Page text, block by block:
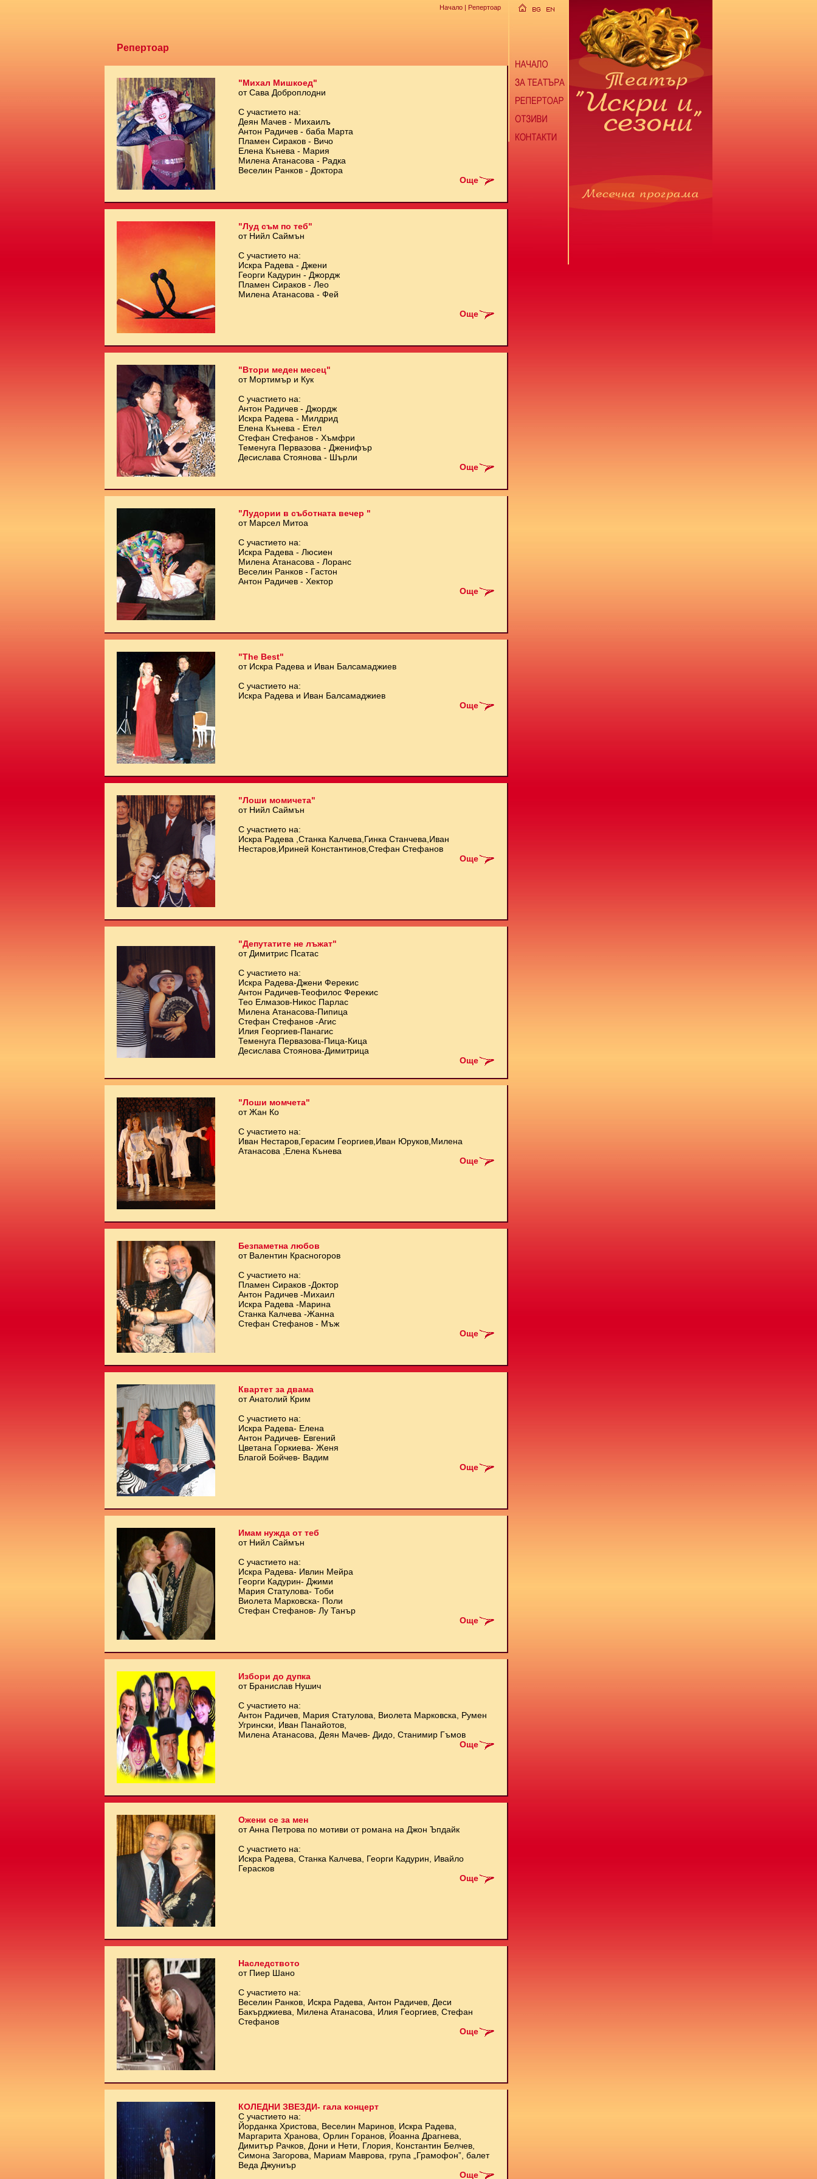
Начало | Репертоар
Репертоар
"Михал Мишкоед"
от Сава Доброплодни
С участието на:
Деян Мачев - Михаилъ
Антон Радичев - баба Марта
Пламен Сираков - Вичо
Елена Кънева - Мария
Милена Атанасова - Радка
Веселин Ранков - Доктора
Още
"Луд съм по теб"
от Нийл Саймън
С участието на:
Искра Радева - Джени
Георги Кадурин - Джордж
Пламен Сираков - Лео
Милена Атанасова - Фей
Още
"Втори меден месец"
от Мортимър и Кук
С участието на:
Антон Радичев - Джордж
Искра Радева - Милдрид
Елена Кънева - Етел
Стефан Стефанов - Хъмфри
Теменуга Первазова - Дженифър
Десислава Стоянова - Шърли
Още
"Лудории в съботната вечер "
от Марсел Митоа
С участието на:
Искра Радева - Люсиен
Милена Атанасова - Лоранс
Веселин Ранков - Гастон
Антон Радичев - Хектор
Още
"The Best"
от Искра Радева и Иван Балсамаджиев
С участието на:
Искра Радева и Иван Балсамаджиев
Още
"Лоши момичета"
от Нийл Саймън
С участието на:
Искра Радева ,Станка Калчева,Гинка Станчева,Иван
Нестаров,Ириней Константинов,Стефан Стефанов
Още
"Депутатите не лъжат"
от Димитрис Псатас
С участието на:
Искра Радева-Джени Ферекис
Антон Радичев-Теофилос Ферекис
Тео Елмазов-Никос Парлас
Милена Атанасова-Пипица
Стефан Стефанов -Агис
Илия Георгиев-Панагис
Теменуга Первазова-Пица-Кица
Десислава Стоянова-Димитрица
Още
"Лоши момчета"
от Жан Ко
С участието на:
Иван Нестаров,Герасим Георгиев,Иван Юруков,Милена
Атанасова ,Елена Кънева
Още
Безпаметна любов
от Валентин Красногоров
С участието на:
Пламен Сираков -Доктор
Антон Радичев -Михаил
Искра Радева -Марина
Станка Калчева -Жанна
Стефан Стефанов - Мъж
Още
Квартет за двама
от Анатолий Крим
С участието на:
Искра Радева- Елена
Антон Радичев- Евгений
Цветана Горкиева- Женя
Благой Бойчев- Вадим
Още
Имам нужда от теб
от Нийл Саймън
С участието на:
Искра Радева- Ивлин Мейра
Георги Кадурин- Джими
Мария Статулова- Тоби
Виолета Марковска- Поли
Стефан Стефанов- Лу Танър
Още
Избори до дупка
от Бранислав Нушич
С участието на:
Антон Радичев, Мария Статулова, Виолета Марковска, Румен
Угрински, Иван Панайотов,
Милена Атанасова, Деян Мачев- Дидо, Станимир Гъмов
Още
Ожени се за мен
от Анна Петрова по мотиви от романа на Джон Ъпдайк
С участието на:
Искра Радева, Станка Калчева, Георги Кадурин, Ивайло
Герасков
Още
Наследството
от Пиер Шано
С участието на:
Веселин Ранков, Искра Радева, Антон Радичев, Деси
Бакърджиева, Милена Атанасова, Илия Георгиев, Стефан
Стефанов
Още
КОЛЕДНИ ЗВЕЗДИ- гала концерт
С участието на:
Йорданка Христова, Веселин Маринов, Искра Радева,
Маргарита Хранова, Орлин Горанов, Йоанна Драгнева,
Димитър Рачков, Дони и Нети, Глория, Константин Белчев,
Симона Загорова, Мариам Маврова, група „Грамофон”, балет
Веда Джуниър
Още